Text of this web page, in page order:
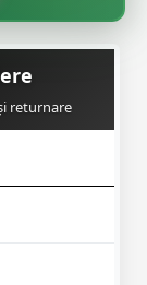
returnare